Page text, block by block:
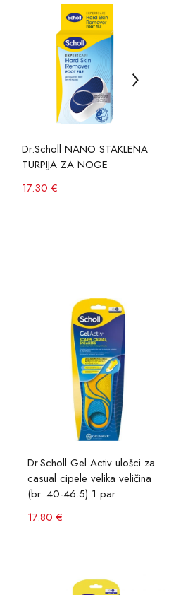
Dr.Scholl NANO STAKLENA
TURPIJA ZA NOGE
17.30 €
Dr.Scholl Gel Activ ulošci za
casual cipele velika veličina
(br. 40-46.5) 1 par
17.80 €